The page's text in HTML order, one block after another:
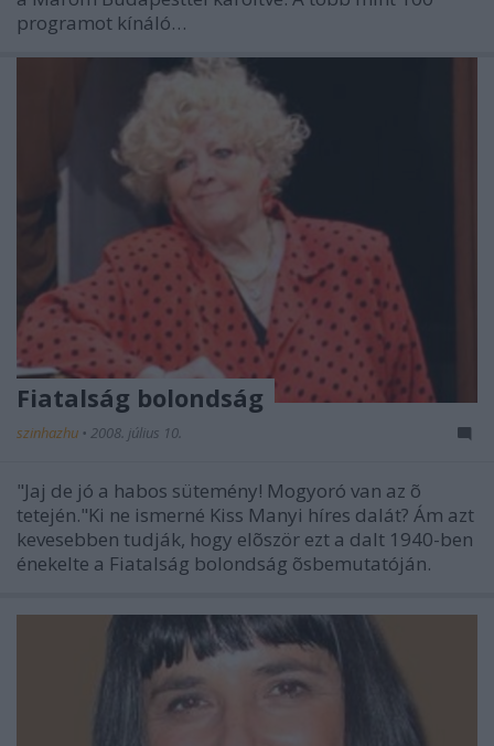
programot kínáló…
Fiatalság bolondság
szinhazhu • 2008. július 10.
"Jaj de jó a habos sütemény! Mogyoró van az õ
tetején."Ki ne ismerné Kiss Manyi híres dalát? Ám azt
kevesebben tudják, hogy elõször ezt a dalt 1940-ben
énekelte a Fiatalság bolondság õsbemutatóján.